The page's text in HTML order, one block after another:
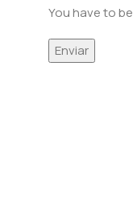
You have to